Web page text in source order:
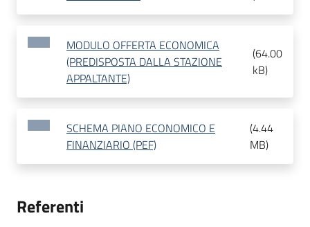
MODULO OFFERTA ECONOMICA
(PREDISPOSTA DALLA STAZIONE
APPALTANTE)
(64.00
kB)
SCHEMA PIANO ECONOMICO E
FINANZIARIO (PEF)
(4.44
MB)
Referenti